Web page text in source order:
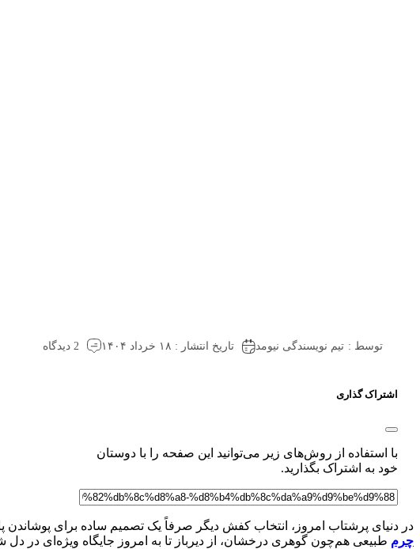
توسط : تیم نویسندگی نیومد تاریخ انتشار : ۱۸ خرداد ۱۴۰۴ 2 دیدگاه
اشتراک گذاری
با استفاده از روش‌های زیر می‌توانید این صفحه را با دوستان
خود به اشتراک بگذارید.
در دنیای پرشتاب امروز، انتخاب کفش دیگر صرفاً یک تصمیم ساده برای
چرم طبیعی هم‌چون گوهری درخشان، از دیرباز تا به امروز جایگاه ویژه‌ای در